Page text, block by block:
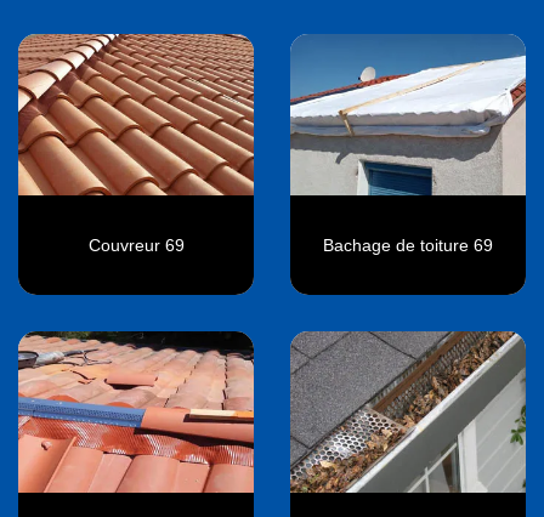
Couvreur 69 Bachage de toiture 69